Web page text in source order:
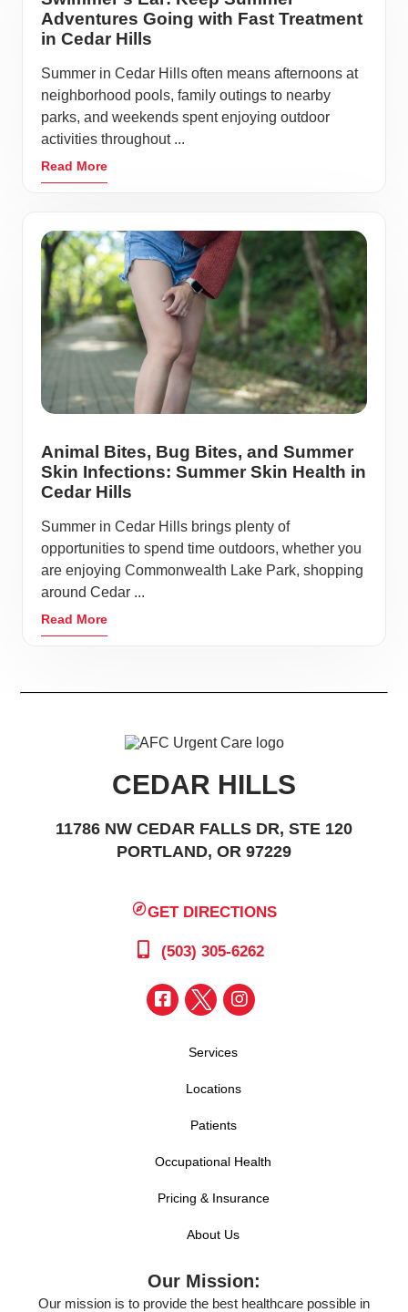
Adventures Going with Fast Treatment
in Cedar Hills
Summer in Cedar Hills often means afternoons at
neighborhood pools, family outings to nearby
parks, and weekends spent enjoying outdoor
activities throughout ...
Read More
Animal Bites, Bug Bites, and Summer
Skin Infections: Summer Skin Health in
Cedar Hills
Summer in Cedar Hills brings plenty of
opportunities to spend time outdoors, whether you
are enjoying Commonwealth Lake Park, shopping
around Cedar ...
Read More
CEDAR HILLS
11786 NW CEDAR FALLS DR, STE 120
PORTLAND, OR 97229
GET DIRECTIONS
(503) 305-6262
Services
Locations
Patients
Occupational Health
Pricing & Insurance
About Us
Our Mission:
Our mission is to provide the best healthcare possible in